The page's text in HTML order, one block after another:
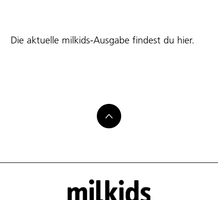
Die aktuelle milkids-Ausgabe findest du hier.